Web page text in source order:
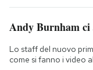
Andy Burnham ci
Lo staff del nuovo
come si fanno i video